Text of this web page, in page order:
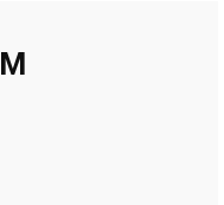
W količina